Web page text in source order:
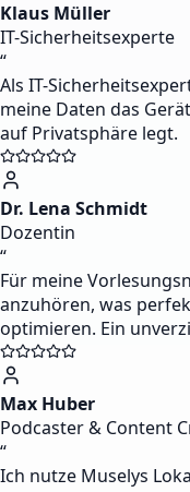
Klaus Müller
IT-Sicherheitsexperte
“
Als IT-
meine Daten das
auf Privatsphäre legt.
Dr. Lena Schmidt
Dozentin
“
Für meine
anzuhören, was
optimieren. Ein
Max Huber
Podcaster & Content
“
Ich nutze Muselys